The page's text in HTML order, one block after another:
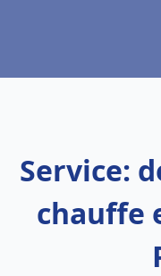
Service:
chauffe